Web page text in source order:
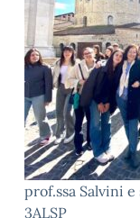
prof.ssa Salvini
3ALSP